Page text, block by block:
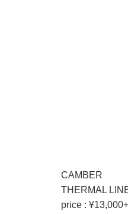
CAMBER
THERMAL
price :